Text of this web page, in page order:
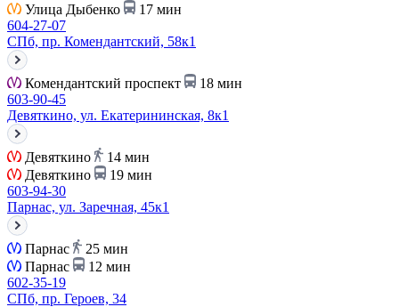
Улица Дыбенко
17 мин
604-27-07
СПб, пр. Комендантский, 58к1
Комендантский проспект
18 мин
603-90-45
Девяткино, ул. Екатерининская, 8к1
Девяткино
14 мин
Девяткино
19 мин
603-94-30
Парнас, ул. Заречная, 45к1
Парнас
25 мин
Парнас
12 мин
602-35-19
СПб, пр. Героев, 34